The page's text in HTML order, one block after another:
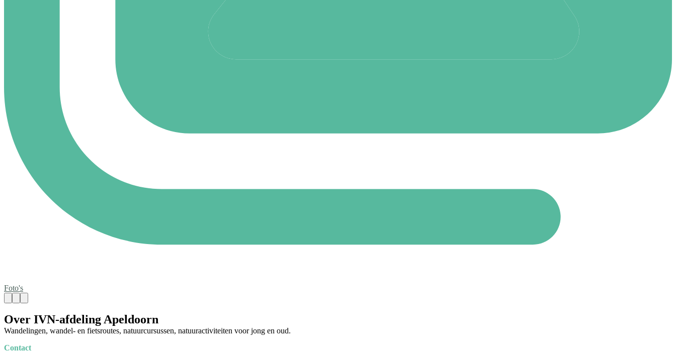
Foto's
Over IVN-afdeling Apeldoorn
Wandelingen, wandel- en fietsroutes, natuurcursussen, natuuractiviteiten voor jong en oud.
Contact